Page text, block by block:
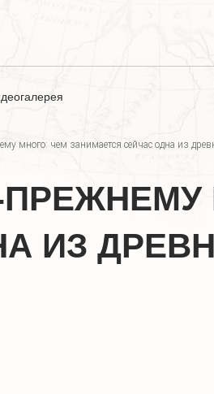
много: чем занимается сейчас одна из
ИЗ